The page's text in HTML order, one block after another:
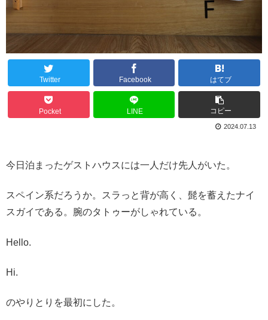
Twitter Facebook はてブ
Pocket LINE コピー
2024.07.13
今日泊まったゲストハウスには一人だけ先人がいた。
スペイン系だろうか。スラっと背が高く、髭を蓄えたナイ
スガイである。腕のタトゥーがしゃれている。
Hello.
Hi.
のやりとりを最初にした。